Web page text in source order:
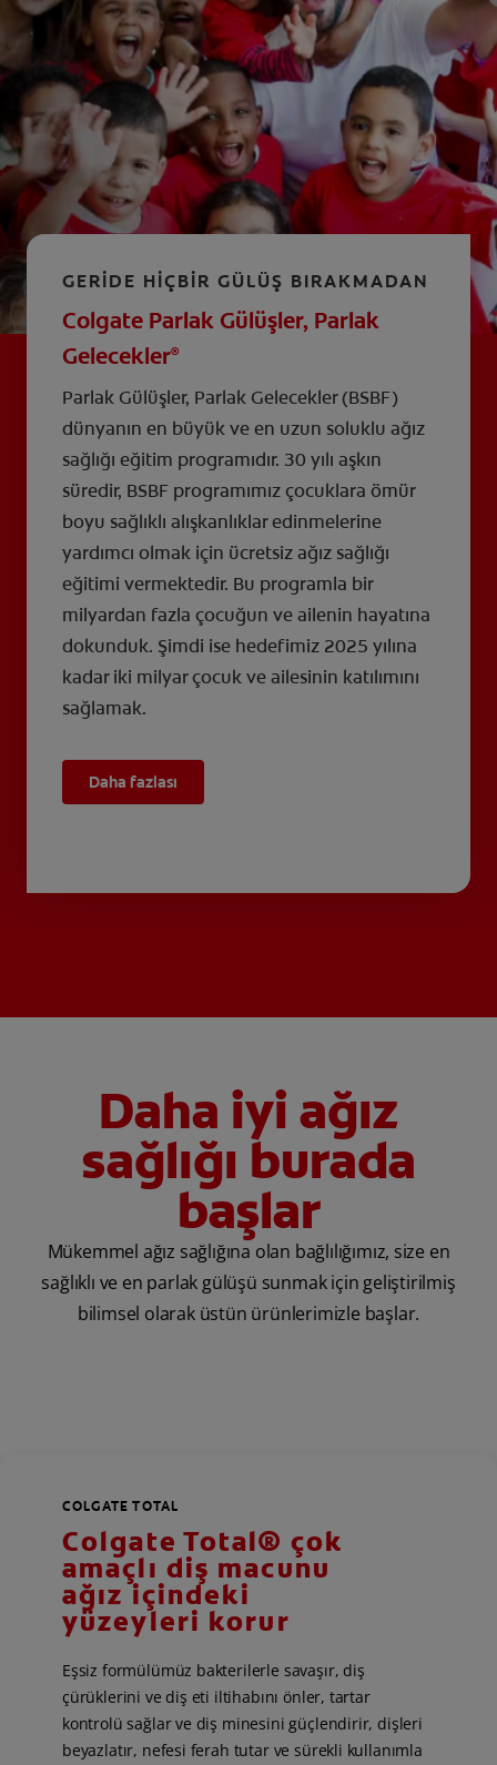
GERİDE HİÇBİR GÜLÜŞ BIRAKMADAN
Colgate Parlak Gülüşler, Parlak
Gelecekler®
Parlak Gülüşler, Parlak Gelecekler (BSBF)
dünyanın en büyük ve en uzun soluklu ağız
sağlığı eğitim programıdır. 30 yılı aşkın
süredir, BSBF programımız çocuklara ömür
boyu sağlıklı alışkanlıklar edinmelerine
yardımcı olmak için ücretsiz ağız sağlığı
eğitimi vermektedir. Bu programla bir
milyardan fazla çocuğun ve ailenin hayatına
dokunduk. Şimdi ise hedefimiz 2025 yılına
kadar iki milyar çocuk ve ailesinin katılımını
sağlamak.
Daha fazlası
Daha iyi ağız
sağlığı burada
başlar
Mükemmel ağız sağlığına olan bağlılığımız, size en
sağlıklı ve en parlak gülüşü sunmak için geliştirilmiş
bilimsel olarak üstün ürünlerimizle başlar.
COLGATE TOTAL
Colgate Total® çok
amaçlı diş macunu
ağız içindeki
yüzeyleri korur
Eşsiz formülümüz bakterilerle savaşır, diş
çürüklerini ve diş eti iltihabını önler, tartar
kontrolü sağlar ve diş minesini güçlendirir, dişleri
beyazlatır, nefesi ferah tutar ve sürekli kullanımla